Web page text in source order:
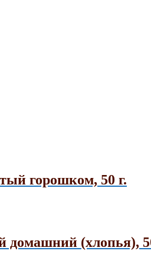
горошком, 50 г.
домашний (хлопья),